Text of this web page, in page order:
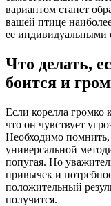
вариантом станет
вашей птице
ее индивидуальными
Что делать,
боится и
Если корелла громко
что он чувствует
Необходимо
универсальной
попугая. Но
привычек и
положительный
получится.